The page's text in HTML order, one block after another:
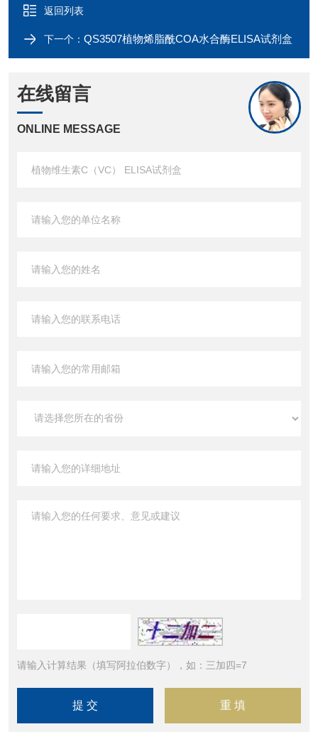
返回列表
下一个： QS3507植物烯脂酰COA水合酶ELISA试剂盒
在线留言
ONLINE MESSAGE
请输入计算结果（填写阿拉伯数字），如：三加四=7